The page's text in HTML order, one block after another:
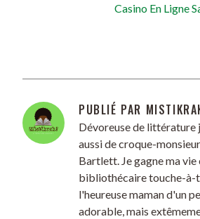
Casino En Ligne
PUBLIÉ PAR
Dévoreuse de littérature
aussi de croque-
Bartlett. Je gagne ma vie
bibliothécaire touche-à-
l'heureuse maman d'un
adorable, mais